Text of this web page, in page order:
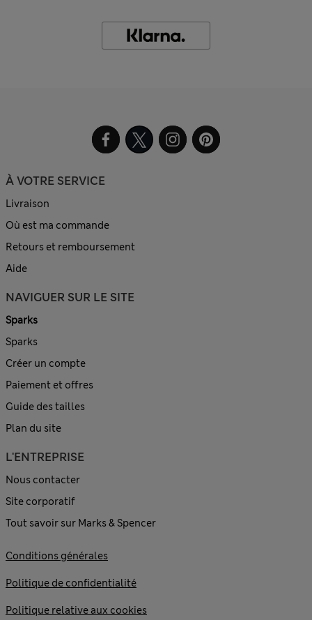
À VOTRE SERVICE
Livraison
Où est ma commande
Retours et remboursement
Aide
NAVIGUER SUR LE SITE
Sparks
Sparks
Créer un compte
Paiement et offres
Guide des tailles
Plan du site
L'ENTREPRISE
Nous contacter
Site corporatif
Tout savoir sur Marks & Spencer
Conditions générales
Politique de confidentialité
Politique relative aux cookies